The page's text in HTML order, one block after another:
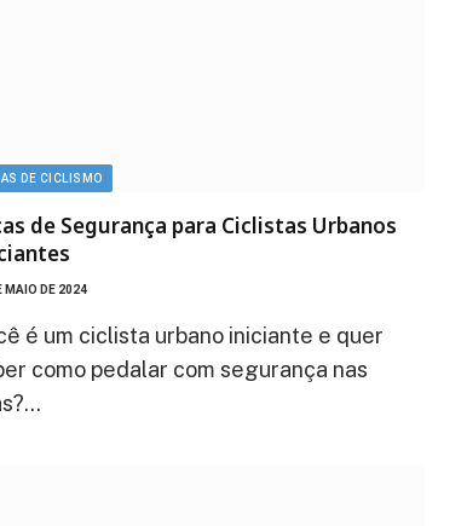
DE CICLISMO
de Segurança para Ciclistas Urbanos
MAIO DE 2024
é um ciclista urbano iniciante e quer
como pedalar com segurança nas